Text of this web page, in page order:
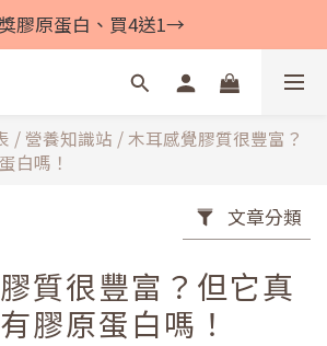
膠原蛋白、買4送1→
/營養知識站 /木耳感覺膠質很豐富？
白嗎！
文章分類
質很豐富？但它真
膠原蛋白嗎！